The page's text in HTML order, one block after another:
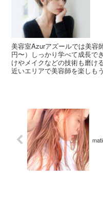
美容室Azurアズールでは美容
円〜）しっかり学べて成長で
けやメイクなどの技術も磨け
近いエリアで美容師を楽しも